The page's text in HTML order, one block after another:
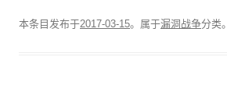
本条目发布于2017-03-15。属于漏洞战争分类。